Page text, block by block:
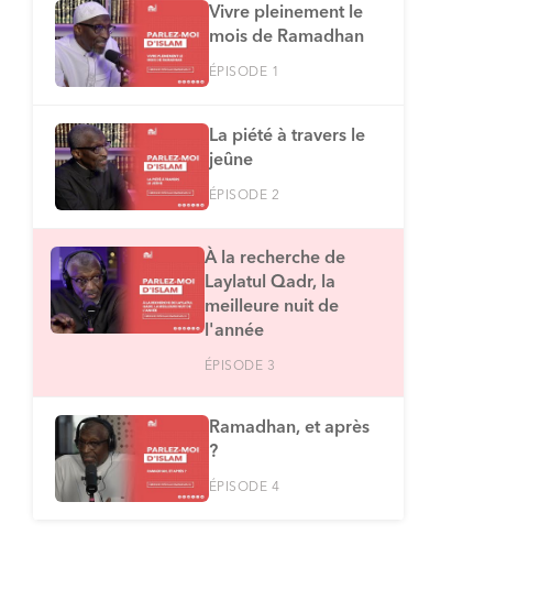
Vivre pleinement le
mois de Ramadhan
ÉPISODE 1
La piété à travers le
jeûne
ÉPISODE 2
À la recherche de
Laylatul Qadr, la
meilleure nuit de
l'année
ÉPISODE 3
Ramadhan, et après
?
ÉPISODE 4